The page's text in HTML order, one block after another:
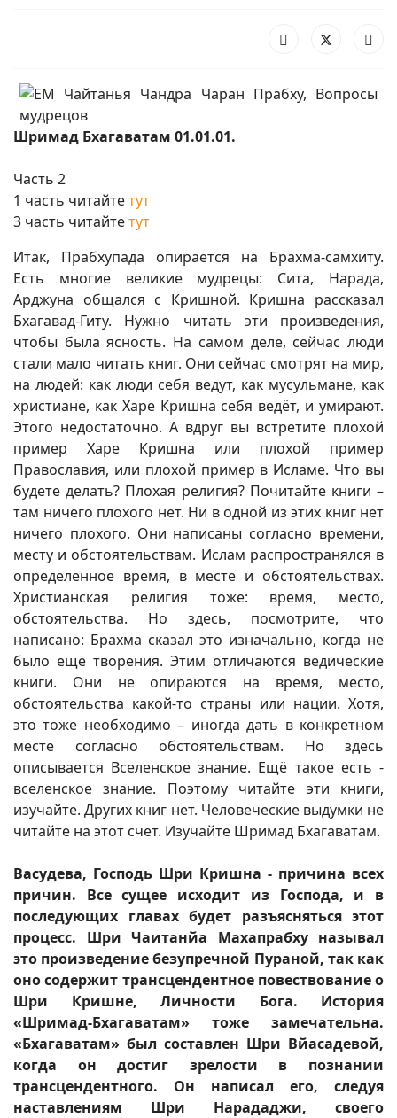
Шримад Бхагаватам 01.01.01.
Часть 2
1 часть читайтетут
3 часть читайтетут
Итак, Прабхупада опирается на Брахма-самхиту.
Есть многие великие мудрецы: Сита, Нарада,
Арджуна общался с Кришной. Кришна рассказал
Бхагавад-Гиту. Нужно читать эти произведения,
чтобы была ясность. На самом деле, сейчас люди
стали мало читать книг. Они сейчас смотрят на мир,
на людей: как люди себя ведут, как мусульмане, как
христиане, как Харе Кришна себя ведёт, и умирают.
Этого недостаточно. А вдруг вы встретите плохой
пример Харе Кришна или плохой пример
Православия, или плохой пример в Исламе. Что вы
будете делать? Плохая религия? Почитайте книги –
там ничего плохого нет. Ни в одной из этих книг нет
ничего плохого. Они написаны согласно времени,
месту и обстоятельствам. Ислам распространялся в
определенное время, в месте и обстоятельствах.
Христианская религия тоже: время, место,
обстоятельства. Но здесь, посмотрите, что
написано: Брахма сказал это изначально, когда не
было ещё творения. Этим отличаются ведические
книги. Они не опираются на время, место,
обстоятельства какой-то страны или нации. Хотя,
это тоже необходимо – иногда дать в конкретном
месте согласно обстоятельствам. Но здесь
описывается Вселенское знание. Ещё такое есть -
вселенское знание. Поэтому читайте эти книги,
изучайте. Других книг нет. Человеческие выдумки не
читайте на этот счет. Изучайте Шримад Бхагаватам.
Васудева, Господь Шри Кришна - причина всех
причин. Все сущее исходит из Господа, и в
последующих главах будет разъясняться этот
процесс. Шри Чаитанйа Махапрабху называл
это произведение безупречной Пураной, так как
оно содержит трансцендентное повествование о
Шри Кришне, Личности Бога. История
«Шримад-Бхагаватам» тоже замечательна.
«Бхагаватам» был составлен Шри Вйасадевой,
когда он достиг зрелости в познании
трансцендентного. Он написал его, следуя
наставлениям Шри Нарададжи, своего